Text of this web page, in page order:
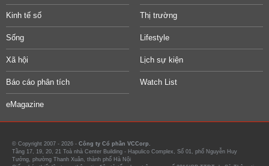
Kinh tế số Thị trường
Sống Lifestyle
Xã hội Lịch sự kiện
Báo cáo phân tích Watch List
eMagazine
© Copyright 2007 - 2026 - Công ty Cổ phần VCCorp.
Tầng 17, 19, 20, 21 Toà nhà Center Building - Hapulico Complex, Số 01, phố Nguyễn Huy
Tưởng, phường Thanh Xuân, thành phố Hà Nội